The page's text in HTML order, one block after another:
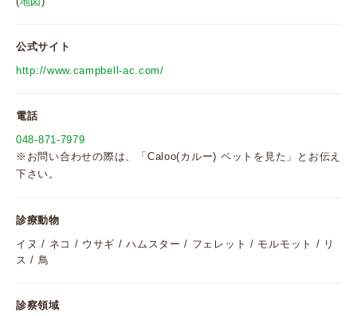
公式サイト
http://www.campbell-ac.com/
電話
048-871-7979
※お問い合わせの際は、「Caloo(カルー) ペットを見た」とお伝え
下さい。
診療動物
イヌ / ネコ / ウサギ / ハムスター / フェレット / モルモット / リ
ス / 鳥
診察領域